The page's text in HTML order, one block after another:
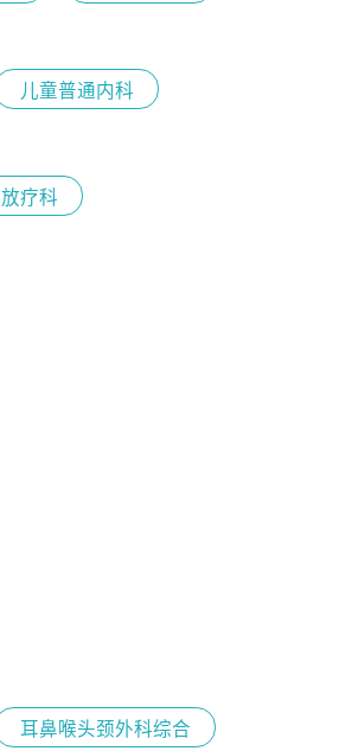
儿童普通内科
放疗科
耳鼻喉头颈外科综合